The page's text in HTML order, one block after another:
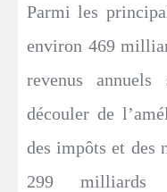
Parmi les
environ 469
revenus annuels
découler de
des impôts et des
299 milliards